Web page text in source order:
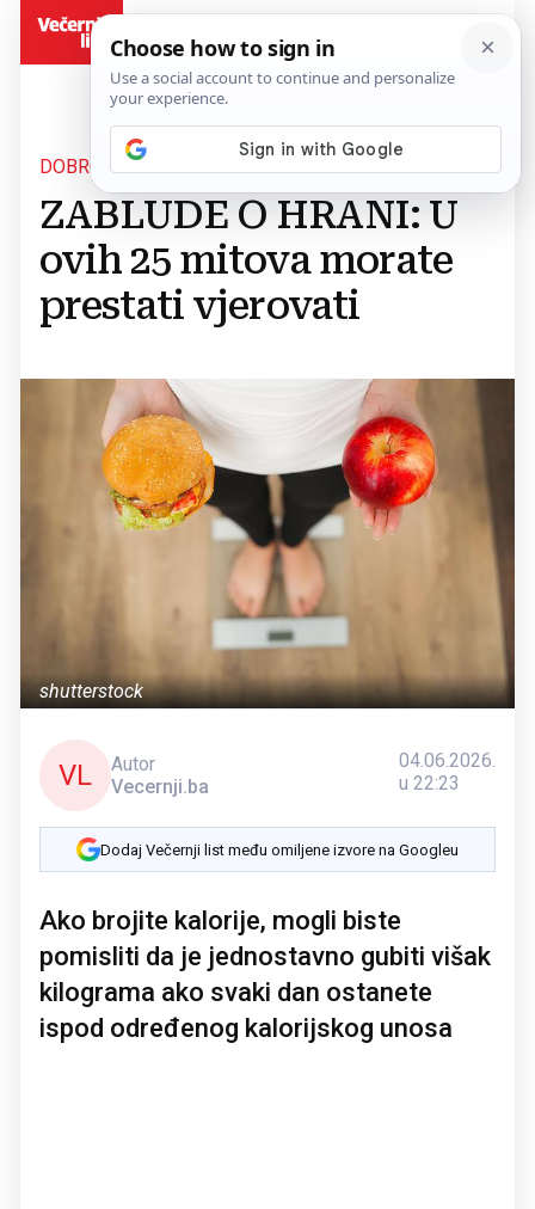
DOBRO JE ZNATI
ZABLUDE O HRANI: U
ovih 25 mitova morate
prestati vjerovati
shutterstock
VL
Autor
Vecernji.ba
04.06.2026.
u 22:23
Dodaj Večernji list među omiljene izvore na Googleu
Ako brojite kalorije, mogli biste
pomisliti da je jednostavno gubiti višak
kilograma ako svaki dan ostanete
ispod određenog kalorijskog unosa